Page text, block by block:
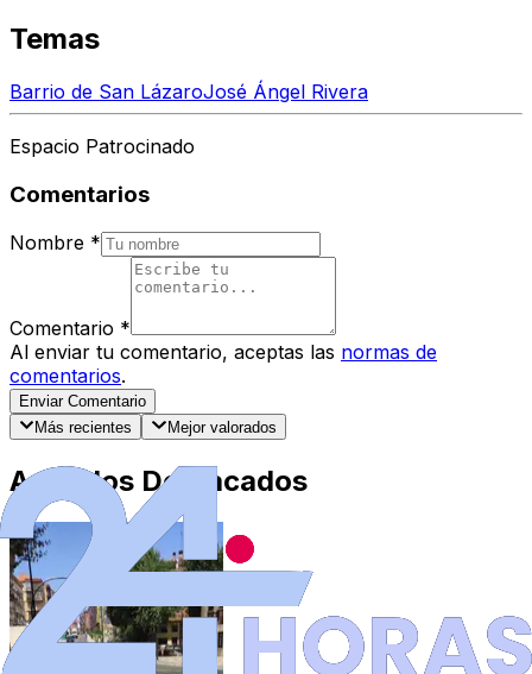
Temas
Barrio de San LázaroJosé Ángel Rivera
Espacio Patrocinado
Comentarios
Nombre *
Comentario *
Al enviar tu comentario, aceptas las normas de
comentarios.
Enviar Comentario
Más recientes
Mejor valorados
Artículos Destacados